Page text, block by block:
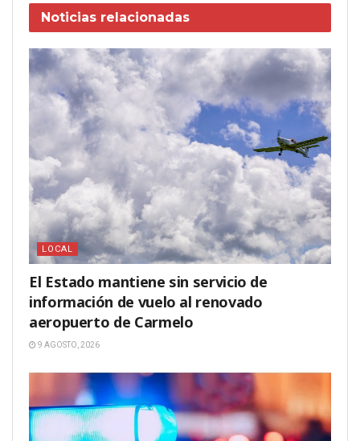
Noticias relacionadas
LOCAL
El Estado mantiene sin servicio de
información de vuelo al renovado
aeropuerto de Carmelo
9 AGOSTO, 2026